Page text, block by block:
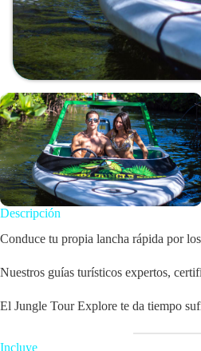
Descripción
Conduce tu propia lancha rápida por
Nuestros guías turísticos expertos,
El Jungle Tour Explore te da tiempo
Incluye